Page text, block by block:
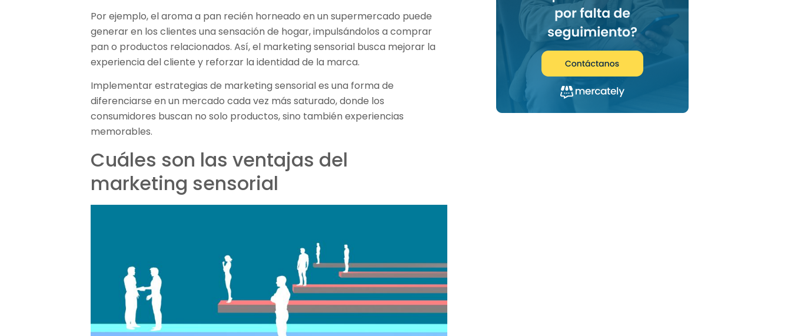
Por ejemplo, el aroma a pan recién horneado en un supermercado puede
generar en los clientes una sensación de hogar, impulsándolos a comprar
pan o productos relacionados. Así, el marketing sensorial busca mejorar la
experiencia del cliente y reforzar la identidad de la marca.
Implementar estrategias de marketing sensorial es una forma de
diferenciarse en un mercado cada vez más saturado, donde los
consumidores buscan no solo productos, sino también experiencias
memorables.
Cuáles son las ventajas del
marketing sensorial